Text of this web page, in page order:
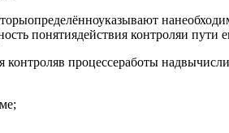
понятиядействия контроляи пути
процессеработы